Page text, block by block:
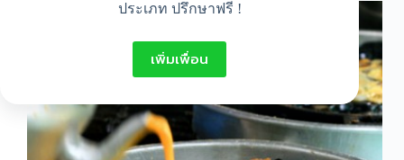
ประเภท ปรึกษาฟรี !
เพิ่มเพื่อน